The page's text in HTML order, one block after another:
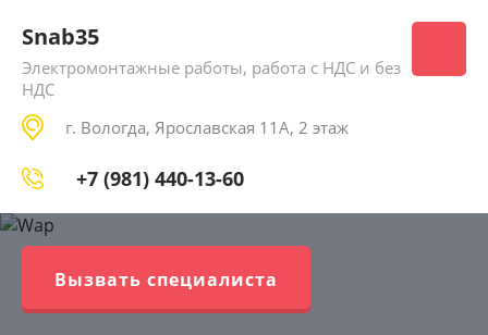
Snab35
Электромонтажные работы, работа с НДС и без
НДС
г. Вологда, Ярославская 11А, 2 этаж
+7 (981) 440-13-60
Вызвать специалиста